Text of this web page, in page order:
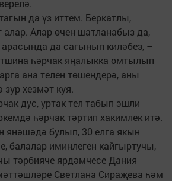
да үз иттем. Беркатлы,
Алар өчен шатланабыз да,
да сагынып киләбез, –
һәрчак яңалыкка омтылып
ана телен төшендерә, аны
зур хезмәт куя.
дус, уртак тел табып эшли
һәрчак тәртип хакимлек итә.
янәшәдә булып, 30 елга якын
балалар иминлеген кайгыртучы,
тәрбияче ярдәмчесе Дания
Светлана Сираҗева һәм